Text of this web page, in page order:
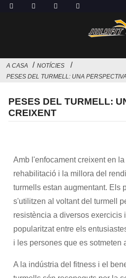
A CASA
NOTÍCIES
PESES DEL TURMELL: UNA
PESES DEL TURMELL:
CREIXENT
Amb l'enfocament creixent en
rehabilitació i la millora del
turmells estan augmentant. Els
s'utilitzen al voltant del turmell
resistència a diversos exercicis
popularitzat entre els
i les persones que es sotmeten
A la indústria del fitness i el